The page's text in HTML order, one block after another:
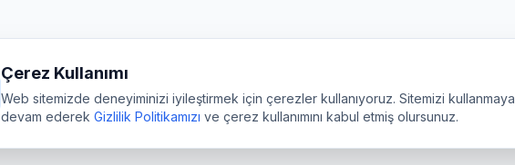
Çerez Kullanımı
Web sitemizde deneyiminizi iyileştirmek için çerezler kullanıyoruz. Sitemizi kullanmaya
devam ederek Gizlilik Politikamızı ve çerez kullanımını kabul etmiş olursunuz.